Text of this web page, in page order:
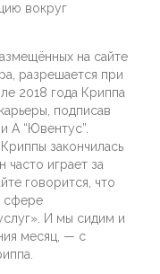
вокруг
на сайте
разрешается при
2018 года Криппа
подписав
А “Ювентус”.
закончилась
играет за
говорится, что
сфере
И мы сидим и
месяц, — с